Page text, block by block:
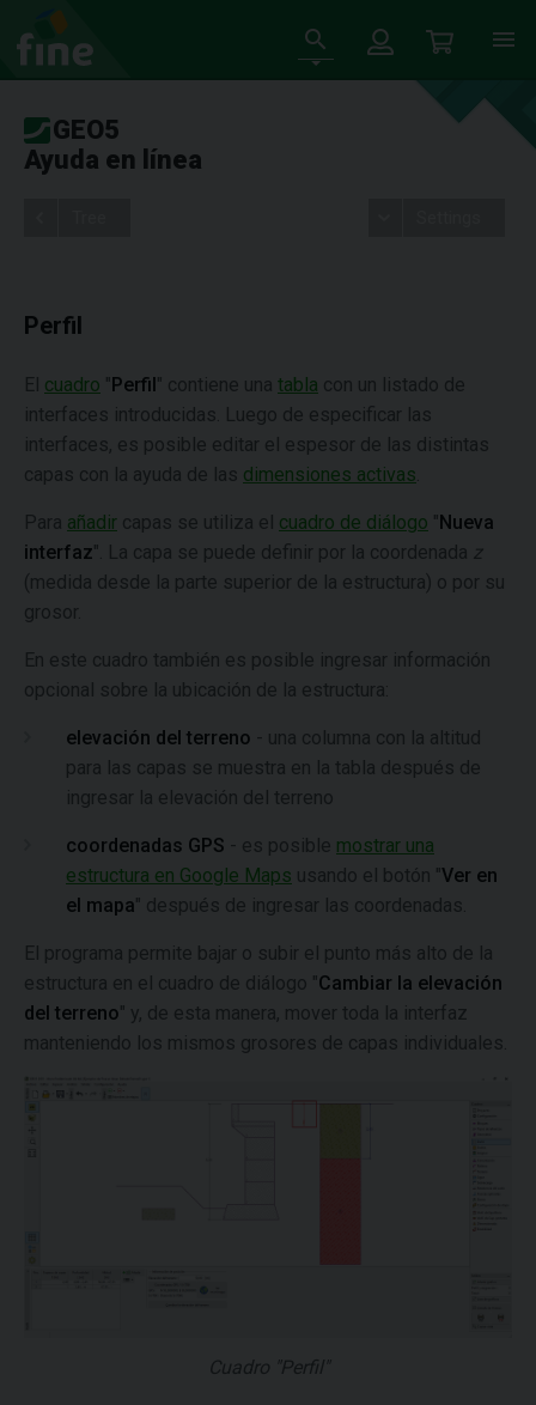
GEO5
Ayuda en línea
Perfil
El cuadro "Perfil" contiene una tabla con un listado de
interfaces introducidas. Luego de especificar las
interfaces, es posible editar el espesor de las distintas
capas con la ayuda de las dimensiones activas
Para añadir capas se utiliza el cuadro de diálogo "Nueva
interfaz". La capa se puede definir por la coordenada z
(medida desde la parte superior de la estructura) o por su
grosor.
En este cuadro también es posible ingresar información
opcional sobre la ubicación de la estructura:
elevación del terreno - una columna con la altitud
para las capas se muestra en la tabla después de
ingresar la elevación del terreno
coordenadas GPS - es posible mostrar una
estructura en Google Maps usando el botón "Ver en
el mapa" después de ingresar las coordenadas.
El programa permite bajar o subir el punto más alto de la
estructura en el cuadro de diálogo "Cambiar la elevación
del terreno" y, de esta manera, mover toda la interfaz
manteniendo los mismos grosores de capas individuales.
Cuadro "Perfil"